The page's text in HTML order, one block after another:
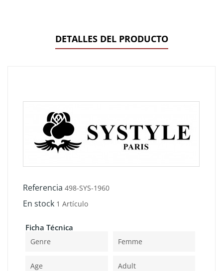
DETALLES DEL PRODUCTO
Referencia 498-SYS-1960
En stock 1 Artículo
Ficha Técnica
Genre Femme
Age Adult